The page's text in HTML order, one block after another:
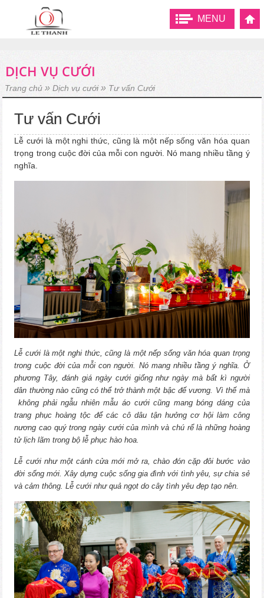
MENU
DỊCH VỤ CƯỚI
Trang chủ » Dịch vụ cưới » Tư vấn Cưới
Tư vấn Cưới
Lễ cưới là một nghi thức, cũng là một nếp sống văn hóa quan
trọng trong cuộc đời của mỗi con người. Nó mang nhiều tầng ý
nghĩa.
Lễ cưới là một nghi thức, cũng là một nếp sống văn hóa quan trọng
trong cuộc đời của mỗi con người. Nó mang nhiều tầng ý nghĩa. Ở
phương Tây, đánh giá ngày cưới giống như ngày mà bất kì người
dân thường nào cũng có thể trở thành một bậc đế vương. Vì thế mà
không phải ngẫu nhiên mẫu áo cưới cũng mang bóng dáng của
trang phục hoàng tộc để các cô dâu tận hưởng cơ hội làm công
nương cao quý trong ngày cưới của mình và chú rể là những hoàng
tử lịch lãm trong bộ lễ phục hào hoa.
Lễ cưới như một cánh cửa mới mở ra, chào đón cặp đôi bước vào
đời sống mới. Xây dựng cuộc sống gia đình với tình yêu, sự chia sẻ
và cảm thông. Lễ cưới như quả ngọt do cây tình yêu đẹp tạo nên.